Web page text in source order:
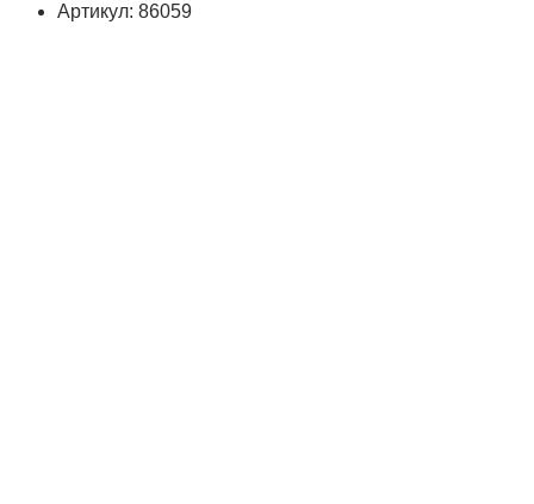
Артикул: 86059